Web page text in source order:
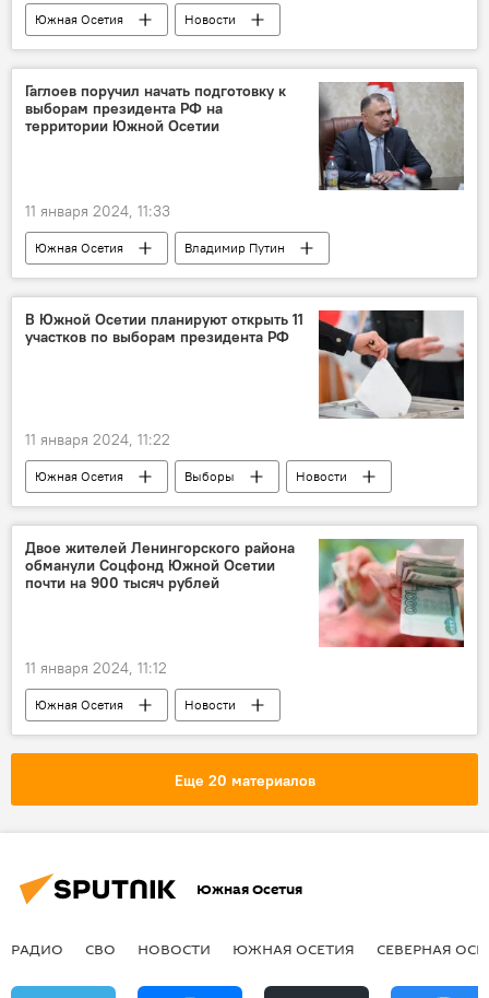
Южная Осетия
Новости
Посольство РФ в РЮО
Марат Кулахметов
Алан Гаглоев
Выборы
Политика
Общество
Гаглоев поручил начать подготовку к
выборам президента РФ на
территории Южной Осетии
11 января 2024, 11:33
Южная Осетия
Владимир Путин
Алан Гаглоев
Выборы
Новости
Политика
В Южной Осетии планируют открыть 11
участков по выборам президента РФ
11 января 2024, 11:22
Южная Осетия Выборы
Новости
Марат Кулахметов
Россия
Двое жителей Ленингорского района
обманули Соцфонд Южной Осетии
почти на 900 тысяч рублей
11 января 2024, 11:12
Южная Осетия
Новости
Ленингорский район РЮО
Ленингор
Еще 20 материалов
Южная Осетия
РАДИО СВО НОВОСТИ ЮЖНАЯ ОСЕТИЯ СЕВЕРНАЯ